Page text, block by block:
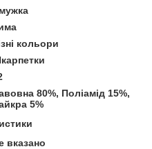
кольори
80%, Поліамід 15%,
5%
вказано